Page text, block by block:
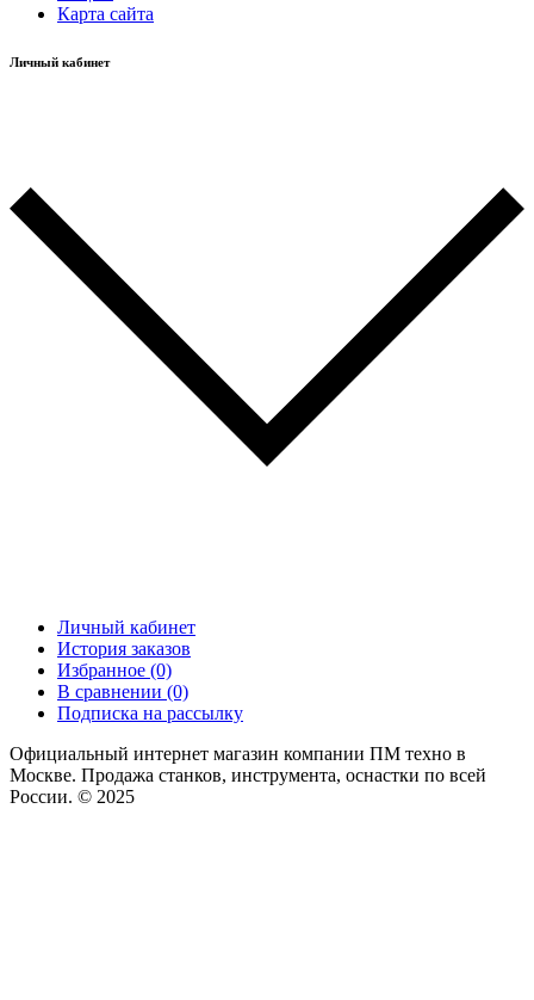
Карта сайта
Личный кабинет
Личный кабинет
История заказов
Избранное (0)
В сравнении (0)
Подписка на рассылку
Официальный интернет магазин компании ПМ техно в
Москве. Продажа станков, инструмента, оснастки по всей
России. © 2025